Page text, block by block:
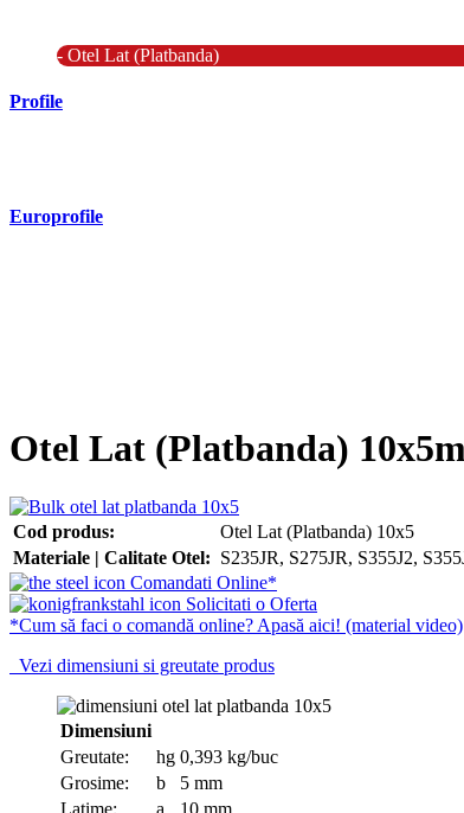
- Otel Lat (Platbanda)
Profile
Europrofile
Otel Lat (Platbanda)
Cod produs:
Otel Lat (Platbanda) 10x5
Materiale | Calitate Otel: S235JR, S275JR, S355J2,
Comandati Online*
Solicitati o Oferta
*Cum să faci o comandă online? Apasă aici! (material video)
Vezi dimensiuni si greutate produs
Dimensiuni
Greutate:
hg 0,393 kg/buc
Grosime:
b
5 mm
Latime:
a
10 mm